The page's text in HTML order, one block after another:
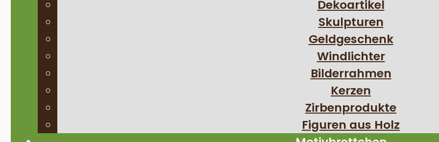
Dekoartikel
Skulpturen
Geldgeschenk
Windlichter
Bilderrahmen
Kerzen
Zirbenprodukte
Figuren aus Holz